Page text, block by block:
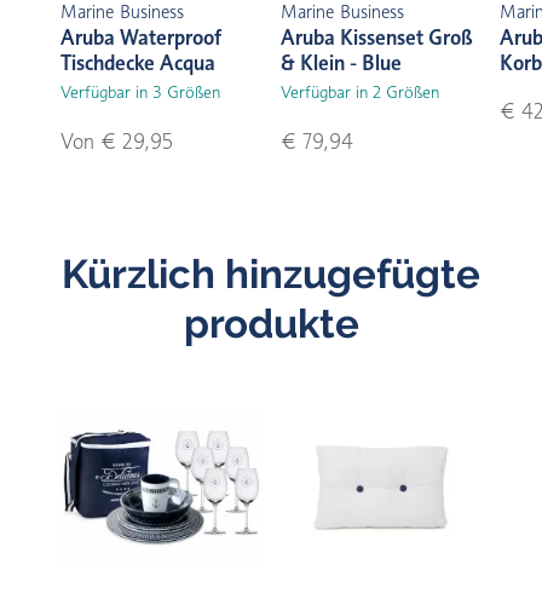
Marine Business
Aruba Waterproof
Tischdecke Acqua
Verfügbar in 3 Größen
Von € 29,95
Marine Business
Aruba Kissenset Groß
& Klein - Blue
Verfügbar in 2 Größen
€ 79,94
€
Kürzlich hinzugefügte
produkte